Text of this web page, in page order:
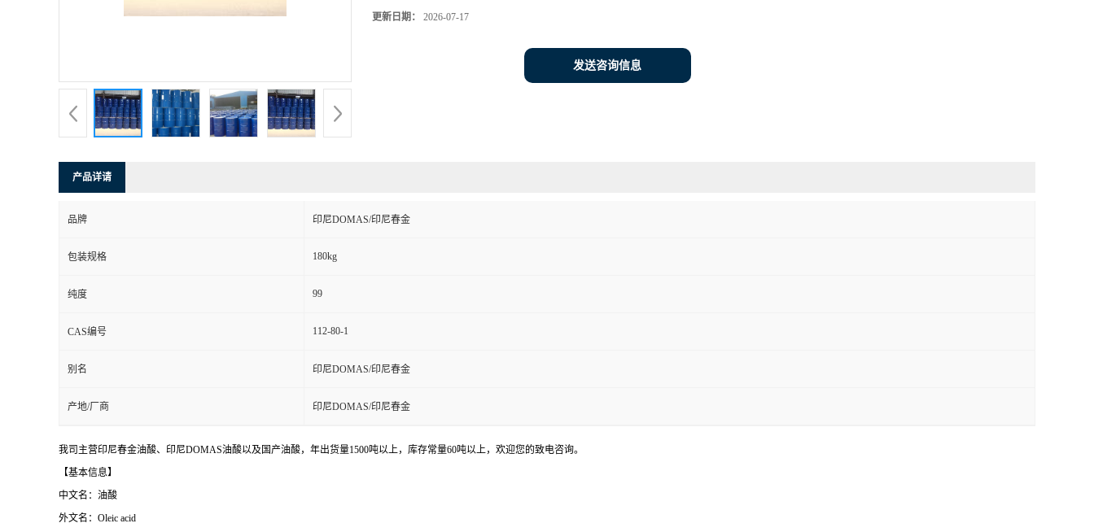
更新日期： 2026-07-17
发送咨询信息
产品详请
品牌 印尼DOMAS/印尼春金
包装规格 180kg
纯度 99
CAS编号 112-80-1
别名 印尼DOMAS/印尼春金
产地/厂商 印尼DOMAS/印尼春金
我司主营印尼春金油酸、印尼DOMAS油酸以及国产油酸，年出货量1500吨以上，库存常量60吨以上，欢迎您的致电咨询。
【基本信息】
中文名：油酸
外文名：Oleic acid